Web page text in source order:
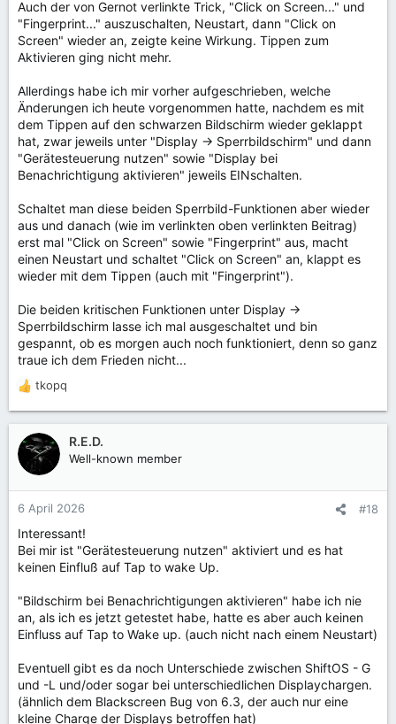
Auch der von Gernot verlinkte Trick, "Click on Screen..." und
"Fingerprint..." auszuschalten, Neustart, dann "Click on
Screen" wieder an, zeigte keine Wirkung. Tippen zum
Aktivieren ging nicht mehr.
Allerdings habe ich mir vorher aufgeschrieben, welche
Änderungen ich heute vorgenommen hatte, nachdem es mit
dem Tippen auf den schwarzen Bildschirm wieder geklappt
hat, zwar jeweils unter "Display -> Sperrbildschirm" und dann
"Gerätesteuerung nutzen" sowie "Display bei
Benachrichtigung aktivieren" jeweils EINschalten.
Schaltet man diese beiden Sperrbild-Funktionen aber wieder
aus und danach (wie im verlinkten oben verlinkten Beitrag)
erst mal "Click on Screen" sowie "Fingerprint" aus, macht
einen Neustart und schaltet "Click on Screen" an, klappt es
wieder mit dem Tippen (auch mit "Fingerprint").
Die beiden kritischen Funktionen unter Display ->
Sperrbildschirm lasse ich mal ausgeschaltet und bin
gespannt, ob es morgen auch noch funktioniert, denn so ganz
traue ich dem Frieden nicht...
R
a
k
t
n
n
:
tkopq
R.E.D.
Well-known member
6 April 2026 #18
Interessant!
Bei mir ist "Gerätesteuerung nutzen" aktiviert und es hat
keinen Einfluß auf Tap to wake Up.
"Bildschirm bei Benachrichtigungen aktivieren" habe ich nie
an, als ich es jetzt getestet habe, hatte es aber auch keinen
Einfluss auf Tap to Wake up. (auch nicht nach einem Neustart)
Eventuell gibt es da noch Unterschiede zwischen ShiftOS - G
und -L und/oder sogar bei unterschiedlichen Displaychargen.
(ähnlich dem Blackscreen Bug von 6.3, der auch nur eine
kleine Charge der Displays betroffen hat)